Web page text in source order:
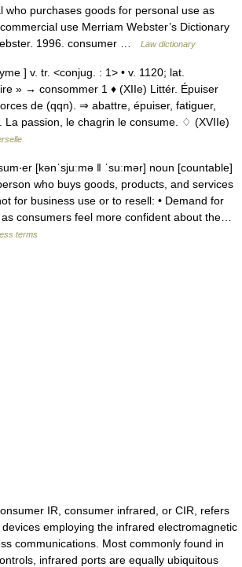
who purchases goods for personal use as
use Merriam Webster’s Dictionary
1996. consumer …
Law dictionary
] v. tr. <conjug. : 1> • v. 1120; lat.
» → consommer 1 ♦ (XIIe) Littér. Épuiser
de (qqn). ⇒ abattre, épuiser, fatiguer,
La passion, le chagrin le consume. ♢ (XVIIe)
[kənˈsjuːmə ǁ ˈsuːmər] noun [countable]
who buys goods, products, and services
for business use or to resell: • Demand for
consumers feel more confident about the…
terms
IR, consumer infrared, or CIR, refers
employing the infrared electromagnetic
communications. Most commonly found in
infrared ports are equally ubiquitous